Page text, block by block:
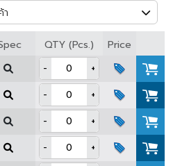
QTY (Pcs.)
Price
-
+
-
+
-
+
-
+